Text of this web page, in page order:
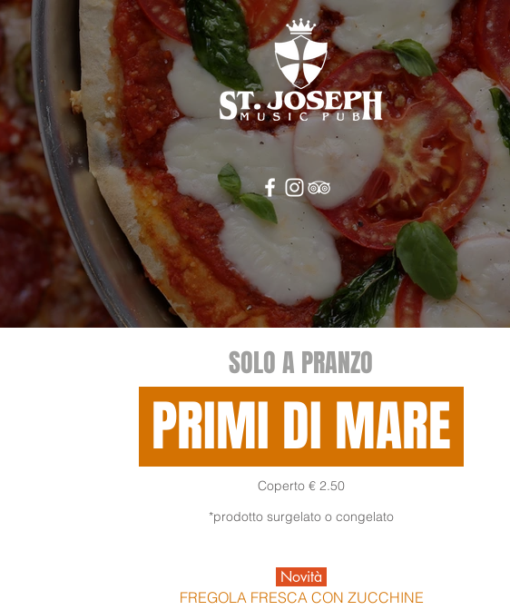
SOLO A PRANZO
PRIMI DI MARE
Coperto € 2.50
*prodotto surgelato o congelato
Novità
FREGOLA FRESCA CON ZUCCHINE